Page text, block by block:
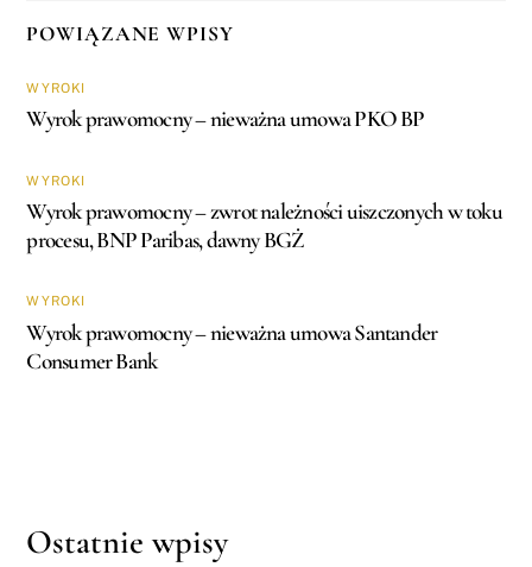
POWIĄZANE WPISY
WYROKI
Wyrok prawomocny – nieważna umowa PKO BP
WYROKI
Wyrok prawomocny – zwrot należności uiszczonych w toku
procesu, BNP Paribas, dawny BGŻ
WYROKI
Wyrok prawomocny – nieważna umowa Santander
Consumer Bank
Ostatnie wpisy